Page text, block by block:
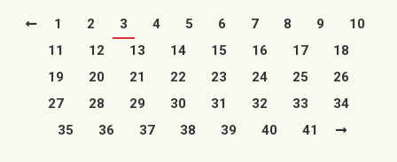
1 2 3 4 5 6 7 8 9
10
11
12 13 14 15 16 17
18
19
20 21 22 23 24 25
26
27
28 29 30 31 32 33
34
35
36 37 38 39 40 41